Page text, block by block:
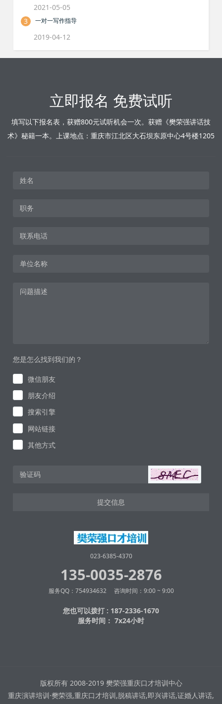
2021-05-05
3
一对一写作指导
2019-04-12
立即报名 免费试听
填写以下报名表，获赠800元试听机会一次。获赠《樊荣强讲话技
术》秘籍一本。上课地点：重庆市江北区大石坝东原中心4号楼1205
您是怎么找到我们的？
微信朋友
朋友介绍
搜索引擎
网站链接
其他方式
提交信息
023-6385-4370
135-0035-2876
服务QQ：754934632 咨询时间：9:00 ~ 9:00
您也可以拨打 : 187-2336-1670
服务时间： 7x24小时
版权所有 2008-2019 樊荣强重庆口才培训中心
重庆演讲培训·樊荣强,重庆口才培训,脱稿讲话,即兴讲话,证婚人讲话,